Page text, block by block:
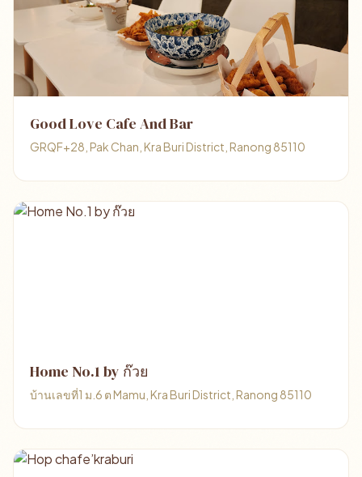
Good Love Cafe And Bar
GRQF+28, Pak Chan, Kra Buri District, Ranong 85110
Home No.1 by ก๊วย
บ้านเลขที่1 ม.6 ต Mamu, Kra Buri District, Ranong 85110